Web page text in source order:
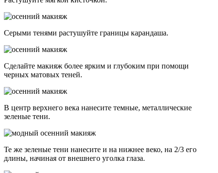
Серыми тенями растушуйте границы карандаша.
Сделайте макияж более ярким и глубоким при помощи
черных матовых теней.
В центр верхнего века нанесите темные, металлические
зеленые тени.
Те же зеленые тени нанесите и на нижнее веко, на 2/3 его
длины, начиная от внешнего уголка глаза.